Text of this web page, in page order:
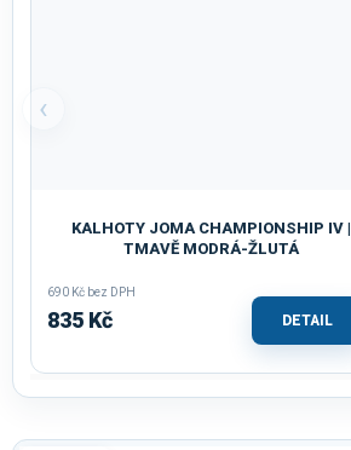
‹
KALHOTY JOMA CHAMPIONSHIP IV |
TMAVĚ MODRÁ-ŽLUTÁ
690 Kč bez DPH
835 Kč DETAIL